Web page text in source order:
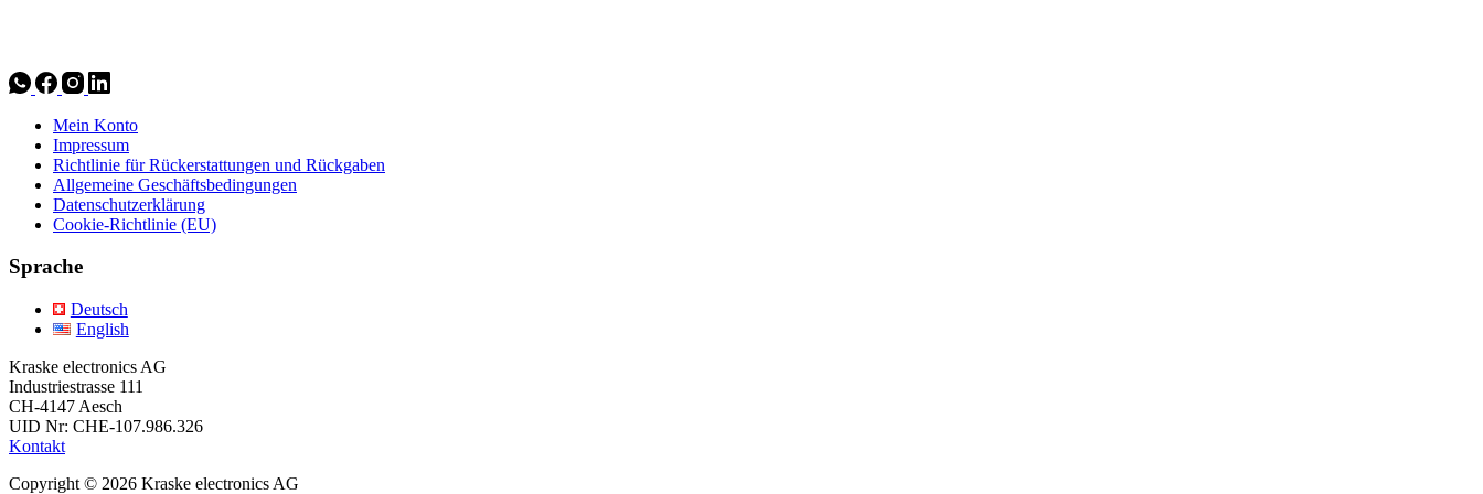
Mein Konto
Impressum
Richtlinie für Rückerstattungen und Rückgaben
Allgemeine Geschäftsbedingungen
Datenschutzerklärung
Cookie-Richtlinie (EU)
Sprache
Deutsch
English
Kraske electronics AG
Industriestrasse 111
CH-4147 Aesch
UID Nr: CHE-107.986.326
Kontakt
Copyright © 2026 Kraske electronics AG